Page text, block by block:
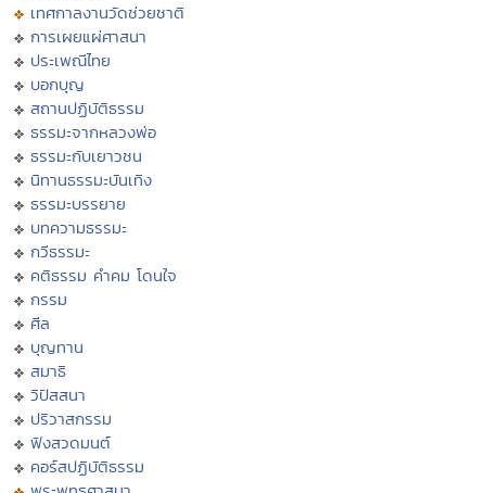
เทศกาลงานวัดช่วยชาติ
การเผยแผ่ศาสนา
ประเพณีไทย
บอกบุญ
สถานปฏิบัติธรรม
ธรรมะจากหลวงพ่อ
ธรรมะกับเยาวชน
นิทานธรรมะบันเทิง
ธรรมะบรรยาย
บทความธรรมะ
กวีธรรมะ
คติธรรม คำคม โดนใจ
กรรม
ศีล
บุญทาน
สมาธิ
วิปัสสนา
ปริวาสกรรม
ฟังสวดมนต์
คอร์สปฏิบัติธรรม